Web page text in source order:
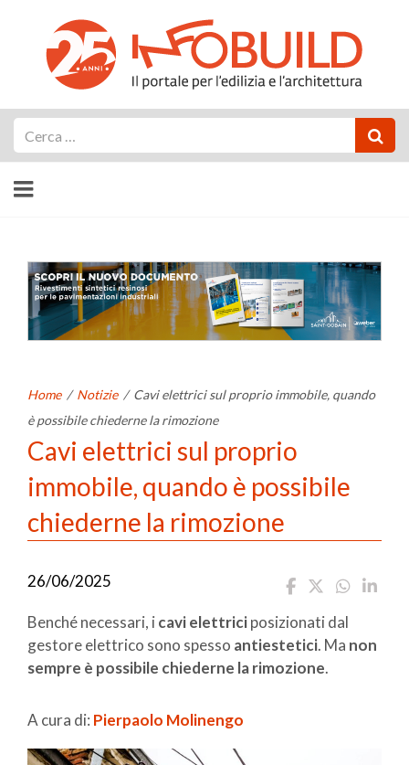
Home / Notizie / Cavi elettrici sul proprio immobile, quando
è possibile chiederne la rimozione
Cavi elettrici sul proprio
immobile, quando è possibile
chiederne la rimozione
26/06/2025
Benché necessari, i cavi elettriciposizionati dal
gestore elettrico sono spesso antiestetici. Ma non
sempre è possibile chiederne la rimozione.
A cura di: Pierpaolo Molinengo